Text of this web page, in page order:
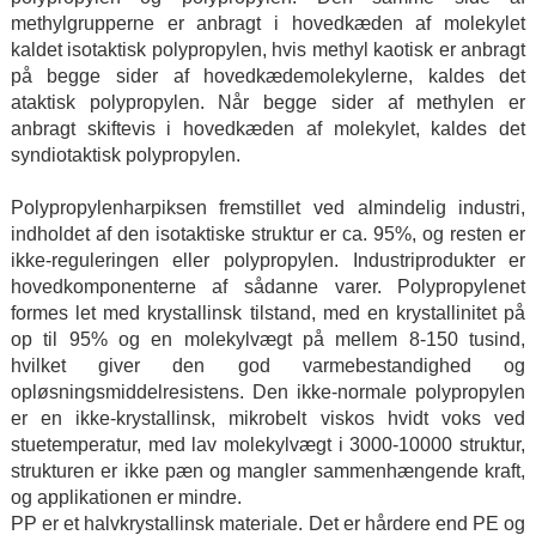
methylgrupperne er anbragt i hovedkæden af ​​molekylet
kaldet isotaktisk polypropylen, hvis methyl kaotisk er anbragt
på begge sider af hovedkædemolekylerne, kaldes det
ataktisk polypropylen. Når begge sider af methylen er
anbragt skiftevis i hovedkæden af ​​molekylet, kaldes det
syndiotaktisk polypropylen.
Polypropylenharpiksen fremstillet ved almindelig industri,
indholdet af den isotaktiske struktur er ca. 95%, og resten er
ikke-reguleringen eller polypropylen. Industriprodukter er
hovedkomponenterne af sådanne varer. Polypropylenet
formes let med krystallinsk tilstand, med en krystallinitet på
op til 95% og en molekylvægt på mellem 8-150 tusind,
hvilket giver den god varmebestandighed og
opløsningsmiddelresistens. Den ikke-normale polypropylen
er en ikke-krystallinsk, mikrobelt viskos hvidt voks ved
stuetemperatur, med lav molekylvægt i 3000-10000 struktur,
strukturen er ikke pæn og mangler sammenhængende kraft,
og applikationen er mindre.
PP er et halvkrystallinsk materiale. Det er hårdere end PE og